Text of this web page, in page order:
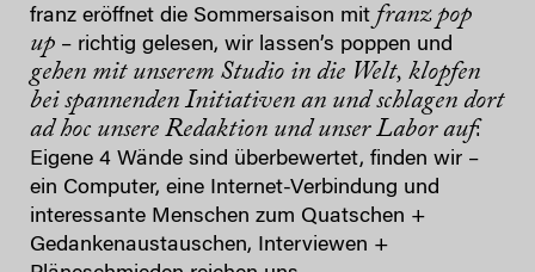
franz eröffnet die Sommersaison mit franz pop
up – richtig gelesen, wir lassen’s poppen und
gehen mit unserem Studio in die Welt, klopfen
bei spannenden Initiativen an und schlagen dort
ad hoc unsere Redaktion und unser Labor auf:
Eigene 4 Wände sind überbewertet, finden wir –
ein Computer, eine Internet-Verbindung und
interessante Menschen zum Quatschen +
Gedankenaustauschen, Interviewen +